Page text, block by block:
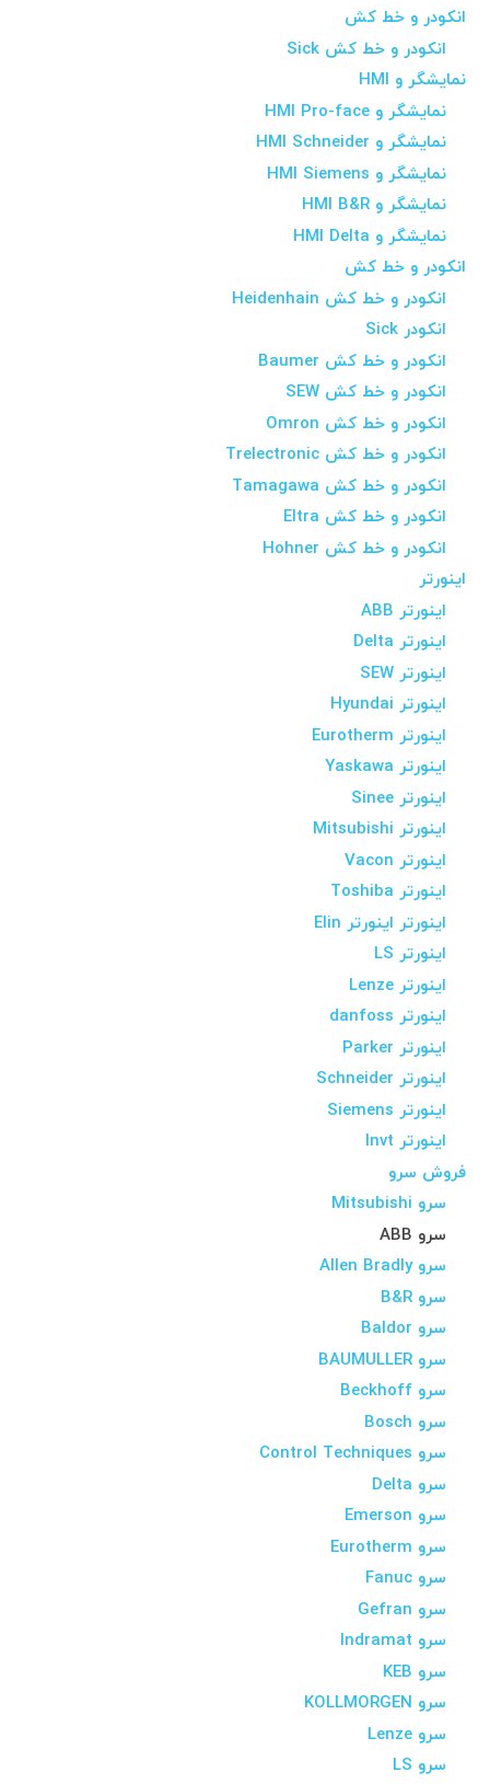
انکودر و خط کش
انکودر و خط کش Sick
نمایشگر و HMI
نمایشگر و HMI Pro-face
نمایشگر و HMI Schneider
نمایشگر و HMI Siemens
نمایشگر و HMI B&R
نمایشگر و HMI Delta
انکودر و خط کش
انکودر و خط کش Heidenhain
انکودر Sick
انکودر و خط کش Baumer
انکودر و خط کش SEW
انکودر و خط کش Omron
انکودر و خط کش Trelectronic
انکودر و خط کش Tamagawa
انکودر و خط کش Eltra
انکودر و خط کش Hohner
اینورتر
اینورتر ABB
اینورتر Delta
اینورتر SEW
اینورتر Hyundai
اینورتر Eurotherm
اینورتر Yaskawa
اینورتر Sinee
اینورتر Mitsubishi
اینورتر Vacon
اینورتر Toshiba
اینورتر اینورتر Elin
اینورتر LS
اینورتر Lenze
اینورتر danfoss
اینورتر Parker
اینورتر Schneider
اینورتر Siemens
اینورتر Invt
فروش سرو
سرو Mitsubishi
سرو ABB
سرو Allen Bradly
سرو B&R
سرو Baldor
سرو BAUMULLER
سرو Beckhoff
سرو Bosch
سرو Control Techniques
سرو Delta
سرو Emerson
سرو Eurotherm
سرو Fanuc
سرو Gefran
سرو Indramat
سرو KEB
سرو KOLLMORGEN
سرو Lenze
سرو LS